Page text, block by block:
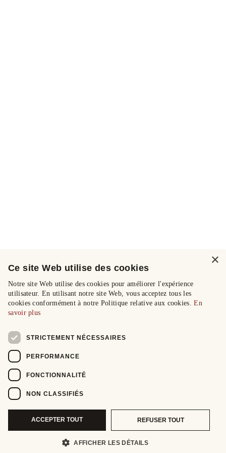
×
Ce site Web utilise des cookies
Notre site Web utilise des cookies pour améliorer l'expérience
utilisateur. En utilisant notre site Web, vous acceptez tous les
cookies conformément à notre Politique relative aux cookies.En
savoir plus
STRICTEMENT NÉCESSAIRES
PERFORMANCE
FONCTIONNALITÉ
NON CLASSIFIÉS
ACCEPTER TOUT REFUSER TOUT
AFFICHER LES DÉTAILS